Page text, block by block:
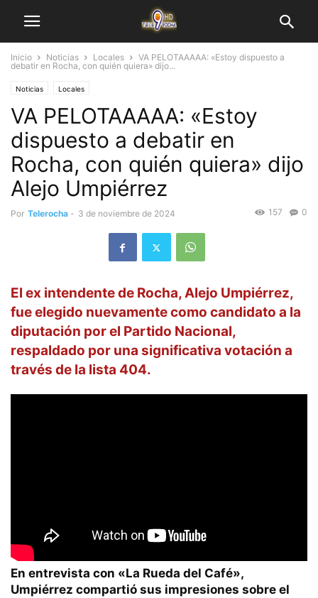
Inicio Noticias Locales
VA PELOTAAAAA: «Estoy dispuesto a
debatir en Rocha, con quién quiera» dijo...
Noticias Locales
VA PELOTAAAAA: «Estoy
dispuesto a debatir en
Rocha, con quién quiera» dijo
Alejo Umpiérrez
Por Telerocha - 3 de noviembre de 2024 0
157
El ex intendente de Rocha, Alejo Umpiérrez,
fue elegido nuevamente como candidato a la
diputación por el Partido Nacional,
respaldado por una significativa votación a
través de la lista 404.
En entrevista con «La Rueda del Café»,
Umpiérrez compartió sus impresiones sobre el